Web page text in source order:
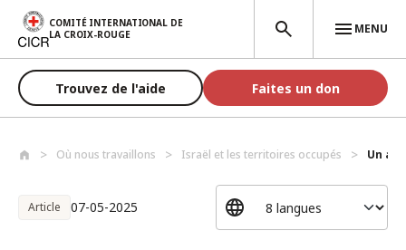
Aller au contenu principal
COMITÉ INTERNATIONAL DE
LA CROIX-ROUGE
MENU
Trouvez de l'aide Faites un don
Où nous travaillons Israël et les territoires occupés Un an
Article 07-05-2025